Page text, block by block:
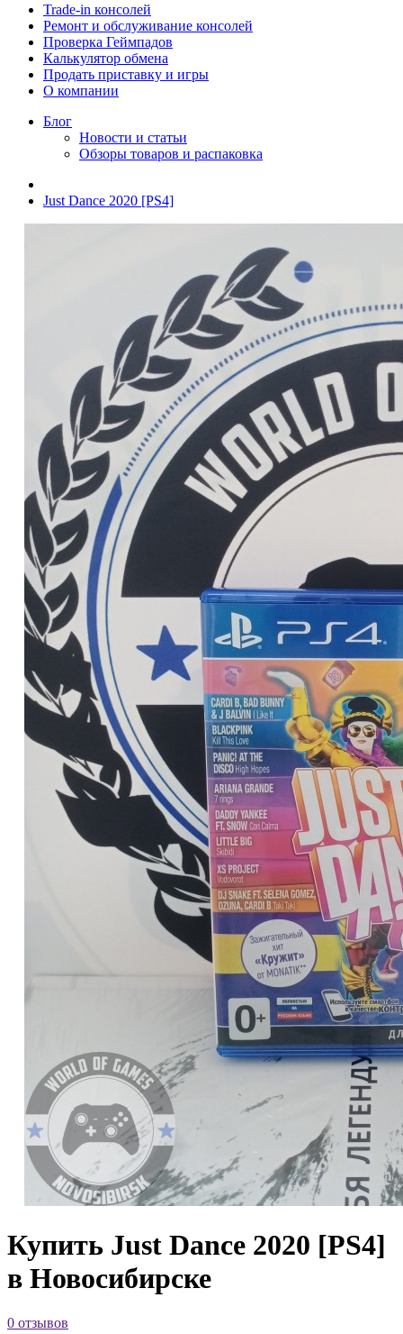
Trade-in консолей
Ремонт и обслуживание консолей
Проверка Геймпадов
Калькулятор обмена
Продать приставку и игры
О компании
Блог
Новости и статьи
Обзоры товаров и распаковка
Just Dance 2020 [PS4]
Купить Just Dance 2020 [PS4]
в Новосибирске
0 отзывов